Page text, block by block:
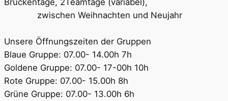
zwischen Weihnachten und Neujahr
Unsere Öffnungszeiten der Gruppen
Blaue Gruppe: 07.00- 14.00h 7h
Goldene Gruppe: 07.00- 17-00h 10h
Rote Gruppe: 07.00- 15.00h 8h
Grüne Gruppe: 07.00- 13.00h 6h